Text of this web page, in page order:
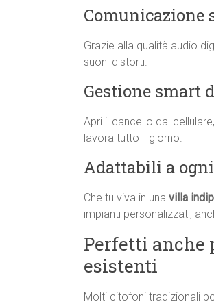
Comunicazione
Grazie alla qualità audio
suoni distorti.
Gestione smart
Apri il cancello dal
lavora tutto il giorno.
Adattabili a
Che tu viva in una villa
impianti personalizzati,
Perfetti anche
esistenti
Molti citofoni tradizionali